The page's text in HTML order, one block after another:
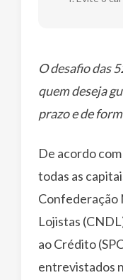
O desafio das
quem deseja
prazo e de
De acordo com
todas as
Confederação
Lojistas
ao Crédito
entrevistados